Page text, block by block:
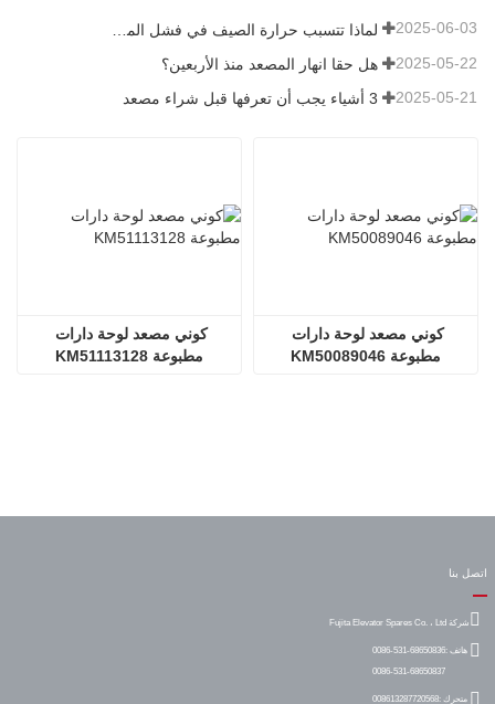
2025-06-03
هل حقا انهار المصعد منذ الأربعين؟ 2025-05-22
3 أشياء يجب أن تعرفها قبل شراء مصعد 2025-05-21
مطبوعة KM51113128
مطبوعة KM50089046
اتصل بنا
شركة Fujita Elevator Spares Co. ، Ltd
هاتف :0086-531-68650836
0086-531-68650837
متحرك :008613287720568